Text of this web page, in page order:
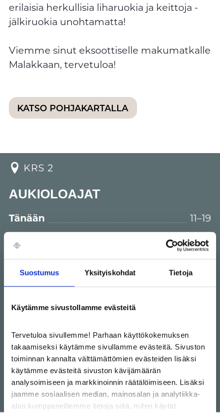
Suostumus Yksityiskohdat Tietoja
Käytämme sivustollamme evästeitä
Tervetuloa sivullemme! Parhaan käyttökokemuksen
takaamiseksi käytämme sivullamme evästeitä. Sivuston
toiminnan kannalta välttämättömien evästeiden lisäksi
käytämme evästeitä sivuston kävijämäärän
analysoimiseen ja markkinoinnin räätälöimiseen. Lisäksi
jaamme sosiaalisen median, mainosalan ja analytiikka-
alan kumppaneillemme tietoja siitä, miten käytät
erilaisia herkullisia liharuokia ja keittoja -
jälkiruokia unohtamatta!
Viemme sinut eksoottiselle makumatkalle
Malakkaan, tervetuloa!
KATSO POHJAKARTALLA
KRS 2
AUKIOLOAJAT
Tänään
11–19
ma-pe
10.30–20
Ravintolamalacca.com
+358 44 5931104